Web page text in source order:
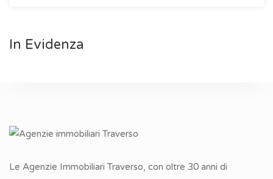
In Evidenza
Le Agenzie Immobiliari Traverso, con oltre 30 anni di